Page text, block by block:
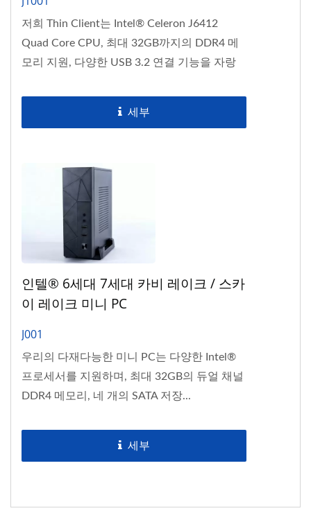
저희 Thin Client는 Intel® Celeron J6412
Quad Core CPU, 최대 32GB까지의 DDR4 메
모리 지원, 다양한 USB 3.2 연결 기능을 자랑
세부
인텔® 6세대 7세대 카비 레이크 / 스카
이 레이크 미니 PC
J001
우리의 다재다능한 미니 PC는 다양한 Intel®
프로세서를 지원하며, 최대 32GB의 듀얼 채널
DDR4 메모리, 네 개의 SATA 저장...
세부